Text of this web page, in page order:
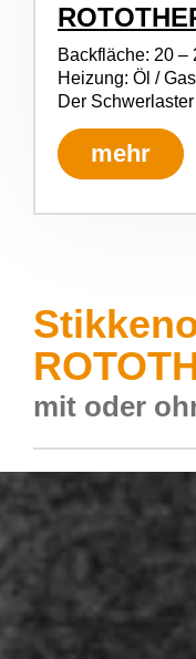
Backfläche: 20 –
Heizung: Öl /
Der
mehr
mit oder